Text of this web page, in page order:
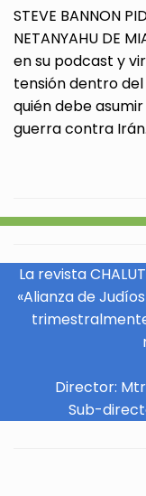
STEVE BANNON
NETANYAHU DE
en su podcast y
tensión dentro
quién debe
guerra contra
La revista
«Alianza de
Director:
Sub-